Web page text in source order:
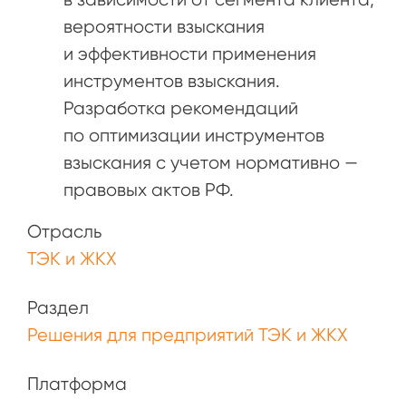
вероятности взыскания
и эффективности применения
инструментов взыскания.
Разработка рекомендаций
по оптимизации инструментов
взыскания с учетом нормативно —
правовых актов РФ.
Отрасль
ТЭК и ЖКХ
Раздел
Решения для предприятий ТЭК и ЖКХ
Платформа